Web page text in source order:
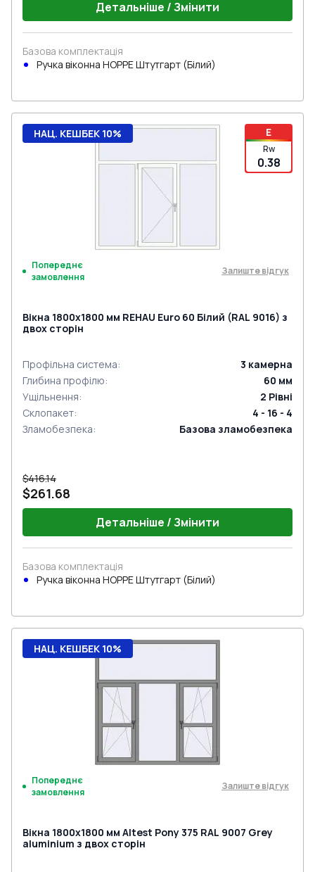
Детальніше / Змінити
Базова комплектація
Ручка віконна HOPPE Штутгарт (Білий)
E
Rw
0.38
НАЦ. КЕШБЕК 10%
Попереднє
замовлення
Залиште відгук
Вікна 1800x1800 мм REHAU Euro 60 Білий (RAL 9016) з
двох сторін
Профільна система: 3 камерна
Глибина профілю: 60 мм
Ущільнення: 2 Рівні
Склопакет:
4 - 16 - 4
Зламобезпека: Базова зламобезпека
$416.14
$261.68
Детальніше / Змінити
Базова комплектація
Ручка віконна HOPPE Штутгарт (Білий)
НАЦ. КЕШБЕК 10%
Попереднє
замовлення
Залиште відгук
Вікна 1800x1800 мм Altest Pony 375 RAL 9007 Grey
aluminium з двох сторін